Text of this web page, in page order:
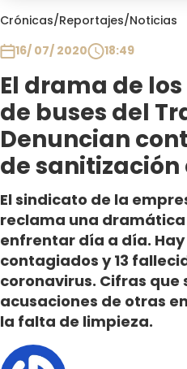
Crónicas/Reportajes/Noticias
16/ 07/ 2020
18:49
El drama de
de buses del
Denuncian
de sanitización
El sindicato de la
reclama una
enfrentar día a día. Hay
contagiados y 13
coronavirus. Cifras que
acusaciones de otras
la falta de limpieza.
Club De La Comedia
Plan Perfecto
El Tiempo
Sabingo
Todos Los Programas